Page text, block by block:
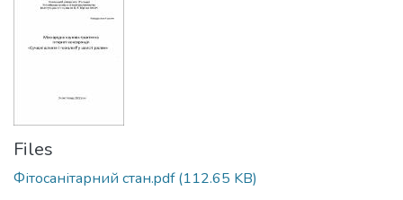
Files
Фітосанітарний стан.pdf(112.65 KB)